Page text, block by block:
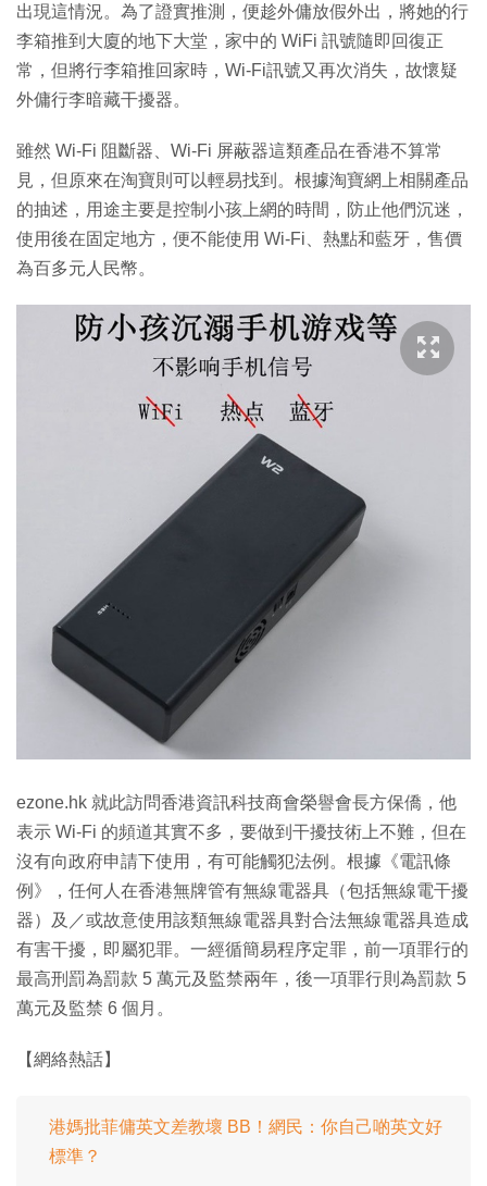
出現這情況。為了證實推測，便趁外傭放假外出，將她的行
李箱推到大廈的地下大堂，家中的 WiFi 訊號隨即回復正
常，但將行李箱推回家時，Wi-Fi訊號又再次消失，故懷疑
外傭行李暗藏干擾器。
雖然 Wi-Fi 阻斷器、Wi-Fi 屏蔽器這類產品在香港不算常
見，但原來在淘寶則可以輕易找到。根據淘寶網上相關產品
的抽述，用途主要是控制小孩上網的時間，防止他們沉迷，
使用後在固定地方，便不能使用 Wi-Fi、熱點和藍牙，售價
為百多元人民幣。
ezone.hk 就此訪問香港資訊科技商會榮譽會長方保僑，他
表示 Wi-Fi 的頻道其實不多，要做到干擾技術上不難，但在
沒有向政府申請下使用，有可能觸犯法例。根據《電訊條
例》，任何人在香港無牌管有無線電器具（包括無線電干擾
器）及／或故意使用該類無線電器具對合法無線電器具造成
有害干擾，即屬犯罪。一經循簡易程序定罪，前一項罪行的
最高刑罰為罰款 5 萬元及監禁兩年，後一項罪行則為罰款 5
萬元及監禁 6 個月。
【網絡熱話】
港媽批菲傭英文差教壞 BB！網民：你自己啲英文好
標準？